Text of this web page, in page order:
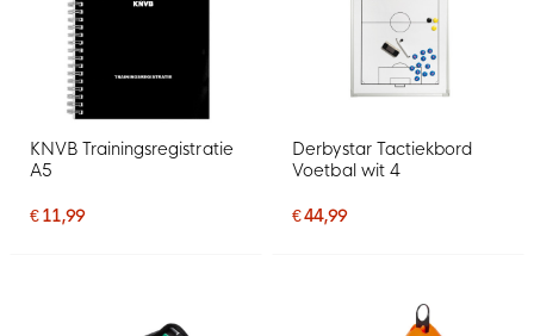
KNVB Trainingsregistratie
A5
€ 11,99
Derbystar Tactiekbord
Voetbal wit 4
€ 44,99